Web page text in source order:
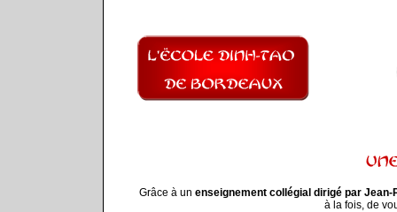
Grâce à un enseignement collégial dirigé par Jean-
à la fois, de